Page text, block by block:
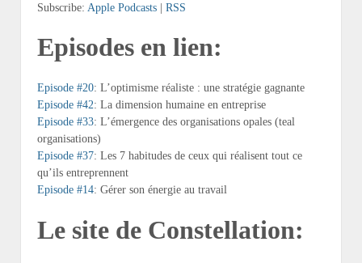
Subscribe: Apple Podcasts | RSS
Episodes en lien:
Episode #20: L’optimisme réaliste : une stratégie gagnante
Episode #42: La dimension humaine en entreprise
Episode #33: L’émergence des organisations opales (teal
organisations)
Episode #37: Les 7 habitudes de ceux qui réalisent tout ce
qu’ils entreprennent
Episode #14: Gérer son énergie au travail
Le site de Constellation: